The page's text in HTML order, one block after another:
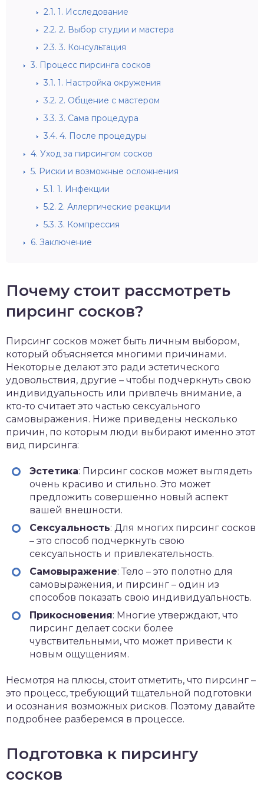
2.1. 1. Исследование
2.2. 2. Выбор студии и мастера
2.3. 3. Консультация
3. Процесс пирсинга сосков
3.1. 1. Настройка окружения
3.2. 2. Общение с мастером
3.3. 3. Сама процедура
3.4. 4. После процедуры
4. Уход за пирсингом сосков
5. Риски и возможные осложнения
5.1. 1. Инфекции
5.2. 2. Аллергические реакции
5.3. 3. Компрессия
6. Заключение
Почему стоит рассмотреть
пирсинг сосков?
Пирсинг сосков может быть личным выбором,
который объясняется многими причинами.
Некоторые делают это ради эстетического
удовольствия, другие – чтобы подчеркнуть свою
индивидуальность или привлечь внимание, а
кто-то считает это частью сексуального
самовыражения. Ниже приведены несколько
причин, по которым люди выбирают именно этот
вид пирсинга:
Эстетика: Пирсинг сосков может выглядеть
очень красиво и стильно. Это может
предложить совершенно новый аспект
вашей внешности.
Сексуальность: Для многих пирсинг сосков
– это способ подчеркнуть свою
сексуальность и привлекательность.
Самовыражение: Тело – это полотно для
самовыражения, и пирсинг – один из
способов показать свою индивидуальность.
Прикосновения: Многие утверждают, что
пирсинг делает соски более
чувствительными, что может привести к
новым ощущениям.
Несмотря на плюсы, стоит отметить, что пирсинг –
это процесс, требующий тщательной подготовки
и осознания возможных рисков. Поэтому давайте
подробнее разберемся в процессе.
Подготовка к пирсингу
сосков